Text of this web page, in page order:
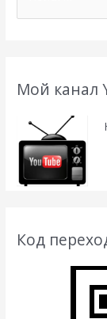
и
:Мой канал
Код